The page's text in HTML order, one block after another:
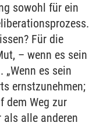
sowohl für ein
Für die
– wenn es sein
es sein
ernstzunehmen;
dem Weg zur
alle anderen